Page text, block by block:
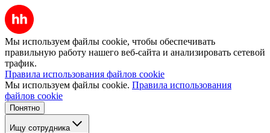
Мы используем файлы cookie, чтобы обеспечивать
правильную работу нашего веб-сайта и анализировать сетевой
трафик.
Правила использования файлов cookie
Мы используем файлы cookie. Правила использования
файлов cookie
Понятно
Ищу сотрудника